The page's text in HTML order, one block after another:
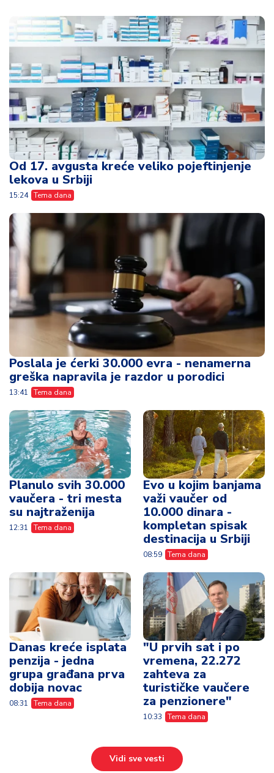
Od 17. avgusta kreće veliko pojeftinjenje
lekova u Srbiji
15:24 Tema dana
Poslala je ćerki 30.000 evra - nenamerna
greška napravila je razdor u porodici
13:41 Tema dana
Planulo svih 30.000
vaučera - tri mesta
su najtraženija
12:31 Tema dana
Evo u kojim banjama
važi vaučer od
10.000 dinara -
kompletan spisak
destinacija u Srbiji
08:59 Tema dana
Danas kreće isplata
penzija - jedna
grupa građana prva
dobija novac
08:31 Tema dana
"U prvih sat i po
vremena, 22.272
zahteva za
turističke vaučere
za penzionere"
10:33 Tema dana
Vidi sve vesti